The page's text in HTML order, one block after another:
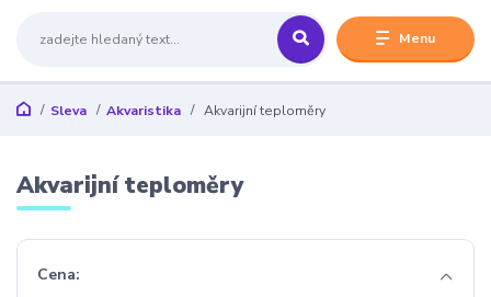
Menu
Sleva Akvaristika Akvarijní teploměry
Akvarijní teploměry
Cena: